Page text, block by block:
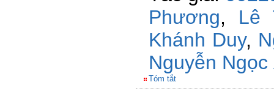
Phương, Lê
Khánh Duy,
Nguyễn Ngọc
Tóm tắt